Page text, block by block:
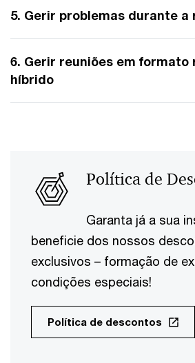
5. Gerir problemas durante a
6. Gerir reuniões em formato
híbrido
Política de
Garanta já a sua
beneficie dos nossos
exclusivos – formação de
condições especiais!
Política de descontos